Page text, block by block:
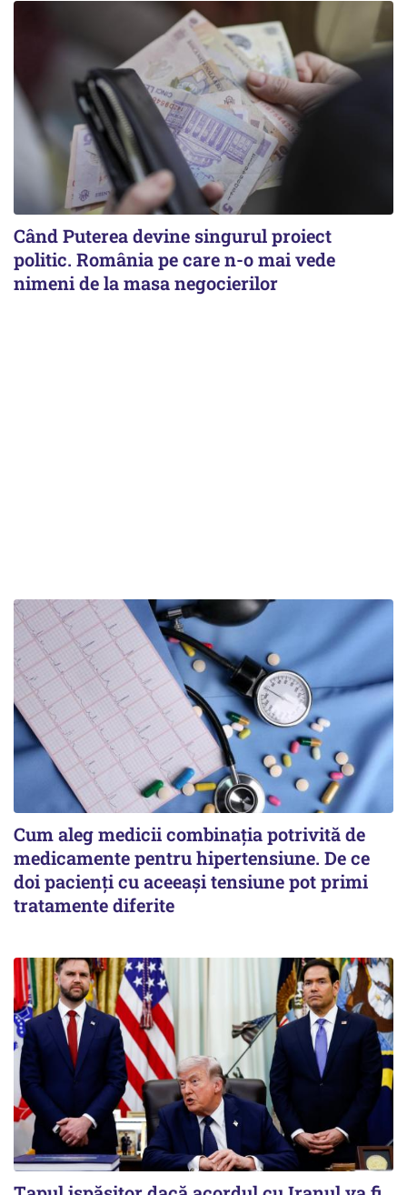
Când Puterea devine singurul proiect
politic. România pe care n-o mai vede
nimeni de la masa negocierilor
Cum aleg medicii combinația potrivită de
medicamente pentru hipertensiune. De ce
doi pacienți cu aceeași tensiune pot primi
tratamente diferite